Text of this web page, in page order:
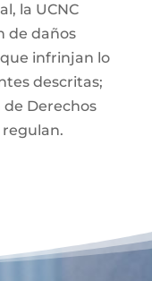
la UCNC
de daños
infrinjan lo
descritas;
Derechos